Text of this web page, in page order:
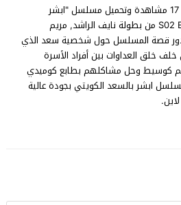
مسلسل ابشر بالسعد الحلقة 17 مشاهدة وتحميل مسلسل "ابشر
بالسعد" حلقة 17 كاملة S02 EP17 من بطولة نايف الراشد, مريم
قصة المسلسل حول شخصية سعد الذي
خلق العداوات بين أفراد الأسرة
كوسيط وحل مشاكلهم بطابع كوميدي
الحلقة 17 من مسلسل ابشر بالسعد الكويتي بجودة عالية